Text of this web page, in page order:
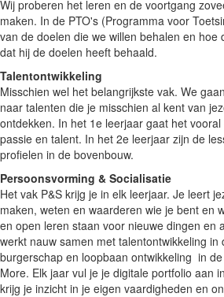
Wij proberen het leren en de voortgang
maken. In de PTO's (Programma voor
van de doelen die we willen behalen en hoe
dat hij de doelen heeft behaald.
Talentontwikkeling
Misschien wel het belangrijkste vak. We
naar talenten die je misschien al kent van
ontdekken. In het 1e leerjaar gaat het
passie en talent. In het 2e leerjaar zijn de
profielen in de bovenbouw.
Persoonsvorming & Socialisatie
Het vak P&S krijg je in elk leerjaar. Je leert
maken, weten en waarderen wie je bent en
en open leren staan voor nieuwe dingen en
werkt nauw samen met talentontwikkeling in
burgerschap en loopbaan ontwikkeling in
More. Elk jaar vul je je digitale portfolio aan
krijg je inzicht in je eigen vaardigheden en